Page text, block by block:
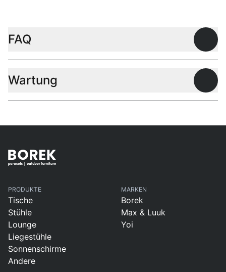
FAQ
Wartung
PRODUKTE
Tische
Stühle
Lounge
Liegestühle
Sonnenschirme
Andere
MARKEN
Borek
Max & Luuk
Yoi